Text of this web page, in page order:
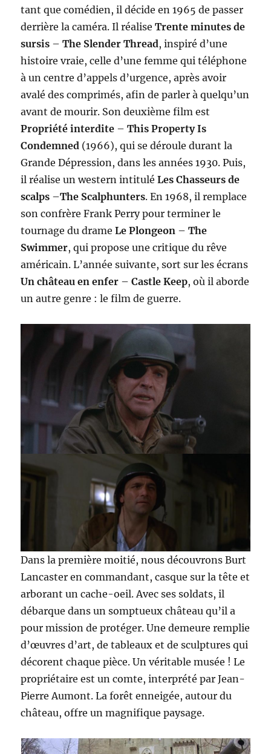
tant que comédien, il décide en 1965 de passer
derrière la caméra. Il réaliseTrente minutes de
sursis –The Slender Thread, inspiré d’une
histoire vraie, celle d’une femme qui téléphone
à un centre d’appels d’urgence, après avoir
avalé des comprimés, afin de parler à quelqu’un
avant de mourir. Son deuxième film est
Propriété interdite –This Property Is
Condemned (1966), qui se déroule durant la
Grande Dépression, dans les années 1930. Puis,
il réalise un western intituléLes Chasseurs de
scalps –The Scalphunters. En 1968, il remplace
son confrère Frank Perry pour terminer le
tournage du drameLe Plongeon –The
Swimmer, qui propose une critique du rêve
américain. L’année suivante, sort sur les écrans
Un château en enfer –Castle Keep, où il aborde
un autre genre : le film de guerre.
Dans la première moitié, nous découvrons Burt
Lancaster en commandant, casque sur la tête et
arborant un cache-oeil. Avec ses soldats, il
débarque dans un somptueux château qu’il a
pour mission de protéger. Une demeure remplie
d’œuvres d’art, de tableaux et de sculptures qui
décorent chaque pièce. Un véritable musée ! Le
propriétaire est un comte, interprété par Jean-
Pierre Aumont. La forêt enneigée, autour du
château, offre un magnifique paysage.